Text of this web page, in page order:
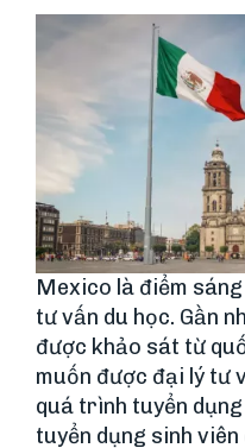
Mexico là điểm
tư vấn du học. Gần
được khảo sát từ
muốn được đại lý tư
quá trình tuyển
tuyển dụng sinh